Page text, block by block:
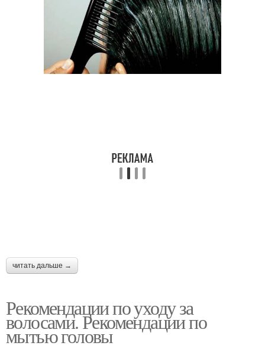
читать дальше →
Рекомендации по уходу за
волосами. Рекомендации по
мытью головы